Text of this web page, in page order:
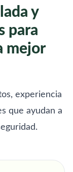
y
para
mejor
experiencia
que ayudan a